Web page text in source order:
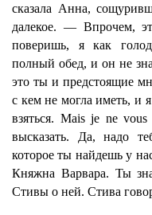
сказала Анна,
далекое. — Впрочем,
поверишь, я как
полный обед, и он не
это ты и предстоящие
с кем не могла иметь, и
взяться. Mais je ne
высказать. Да, надо
которое ты найдешь у
Княжна Варвара. Ты
Стивы о ней. Стива